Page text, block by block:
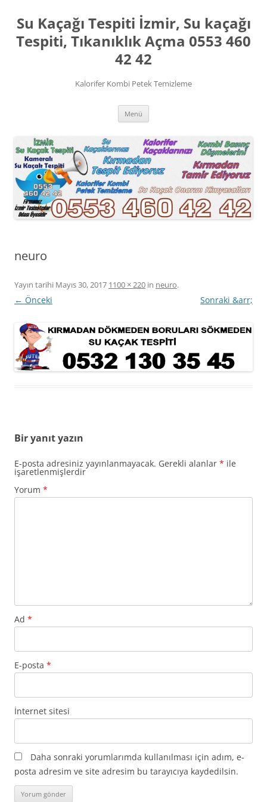
Su Kaçağı Tespiti İzmir, Su kaçağı
Tespiti, Tıkanıklık Açma 0553 460
42 42
Kalorifer Kombi Petek Temizleme
Menü
neuro
Yayın tarihi Mayıs 30, 2017 1100 × 220 in neuro.
← Önceki Sonraki &arr;
Bir yanıt yazın
E-posta adresiniz yayınlanmayacak. Gerekli alanlar * ile
işaretlenmişlerdir
Yorum *
Ad *
E-posta *
İnternet sitesi
Daha sonraki yorumlarımda kullanılması için adım, e-
posta adresim ve site adresim bu tarayıcıya kaydedilsin.